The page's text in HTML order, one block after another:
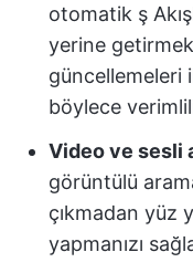
otomatik ş
yerine
güncellemeleri
böylece
Video ve sesli
görüntülü
çıkmadan yüz
yapmanızı